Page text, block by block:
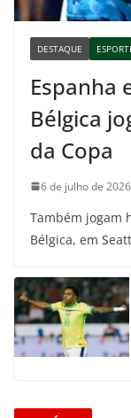
DESTAQUE
Espanha
Bélgica
da Copa
6 de julho de 2026
Também jogam
Bélgica, em